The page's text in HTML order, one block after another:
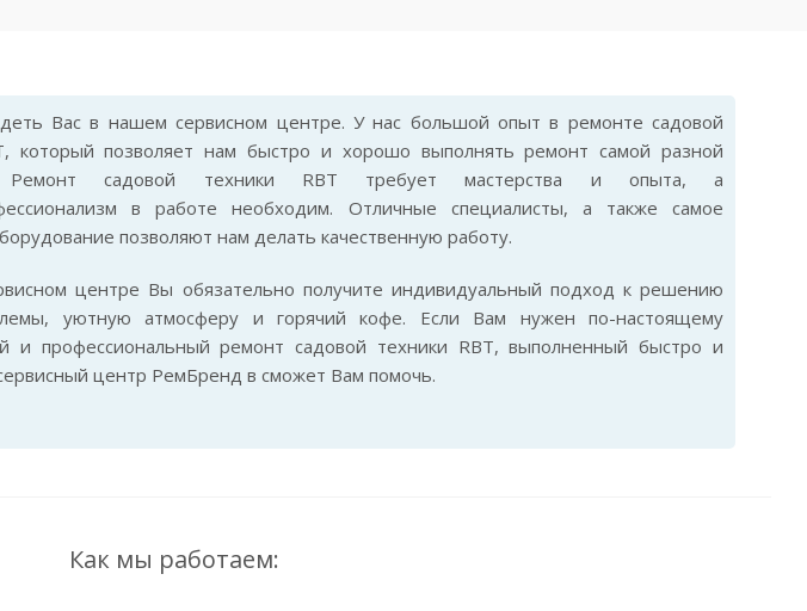
Вас в нашем сервисном центре. У нас большой опыт в ремонте садовой
который позволяет нам быстро и хорошо выполнять ремонт самой разной
Ремонт садовой техники RBT требует мастерства и опыта, а
в работе необходим. Отличные специалисты, а также самое
позволяют нам делать качественную работу.
центре Вы обязательно получите индивидуальный подход к решению
уютную атмосферу и горячий кофе. Если Вам нужен по-настоящему
и профессиональный ремонт садовой техники RBT, выполненный быстро и
центр РемБренд в сможет Вам помочь.
Как мы работаем: